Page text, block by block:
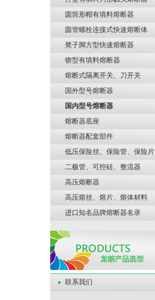
圆筒形帽有填料熔断器
圆管螺栓连接式快速熔断体
凳子脚方型快速熔断器
锲型有填料熔断器
熔断式隔离开关、刀开关
国外型号熔断器
国内型号熔断器
熔断器底座
熔断器配套部件
低压保险丝、保险管、保险片
二极管、可控硅、整流器
高压熔断器
高压熔丝、熔片、熔体材料
进口知名品牌熔断器名录
联系我们